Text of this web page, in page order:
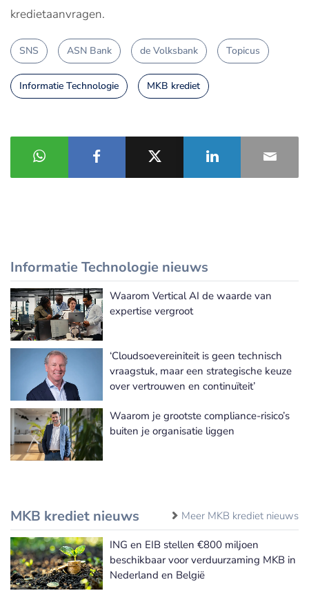
kredietaanvragen.
SNS ASN Bank de Volksbank Topicus
Informatie Technologie MKB krediet
Informatie Technologie nieuws
Meer Informatie Technologie nieuws
Waarom Vertical AI de waarde van
expertise vergroot
‘Cloudsoevereiniteit is geen technisch
vraagstuk, maar een strategische keuze
over vertrouwen en continuïteit’
Waarom je grootste compliance-risico’s
buiten je organisatie liggen
MKB krediet nieuws Meer MKB krediet nieuws
ING en EIB stellen €800 miljoen
beschikbaar voor verduurzaming MKB in
Nederland en België